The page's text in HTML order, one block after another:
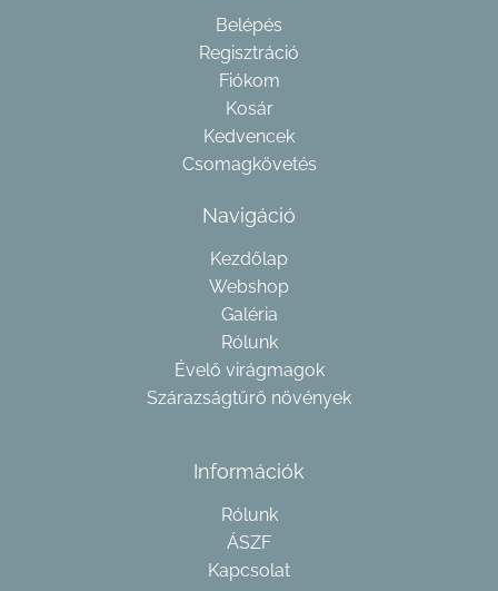
Belépés
Regisztráció
Fiókom
Kosár
Kedvencek
Csomagkövetés
Navigáció
Kezdőlap
Webshop
Galéria
Rólunk
Évelő virágmagok
Szárazságtűrő növények
Információk
Rólunk
ÁSZF
Kapcsolat